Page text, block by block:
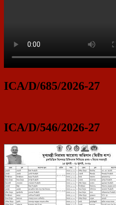
ICA/D/685/2026-27
ICA/D/546/2026-27